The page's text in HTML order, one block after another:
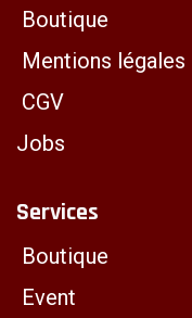
Boutique
Mentions légales
CGV
Jobs
Services
Boutique
Event